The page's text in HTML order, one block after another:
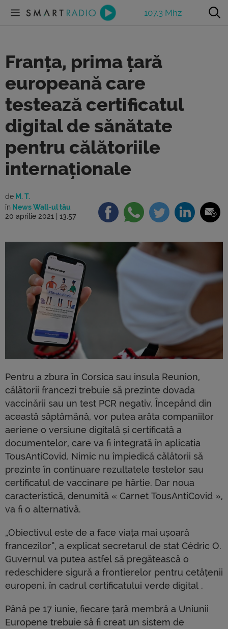
107.3 Mhz
Franța, prima țară
europeană care
testează certificatul
digital de sănătate
pentru călătoriile
internaționale
de M. T.
în News Wall-ul tău
20 aprilie 2021 | 13:57
Pentru a zbura în Corsica sau insula Reunion,
călătorii francezi trebuie să prezinte dovada
vaccinării sau un test PCR negativ. Începând din
această săptămână, vor putea arăta companiilor
aeriene o versiune digitală și certificată a
documentelor, care va fi integrată în aplicatia
TousAntiCovid. Nimic nu împiedică călătorii să
prezinte în continuare rezultatele testelor sau
certificatul de vaccinare pe hârtie. Dar noua
caracteristică, denumită « Carnet TousAntiCovid »,
va fi o alternativă.
„Obiectivul este de a face viața mai ușoară
francezilor”, a explicat secretarul de stat Cédric O.
Guvernul va putea astfel să pregătească o
redeschidere sigură a frontierelor pentru cetățenii
europeni, în cadrul certificatului verde digital .
Până pe 17 iunie, fiecare țară membră a Uniunii
Europene trebuie să fi creat un sistem de